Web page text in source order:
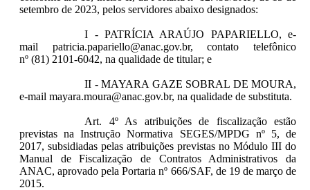
setembro de 2023, pelos servidores abaixo designados:
I - PATRÍCIA ARAÚJO PAPARIELLO, e-
mail patricia.papariello@anac.gov.br, contato telefônico
nº (81) 2101-6042, na qualidade de titular; e
II - MAYARA GAZE SOBRAL DE MOURA,
e-mail mayara.moura@anac.gov.br, na qualidade de substituta.
Art. 4º As atribuições de fiscalização estão
previstas na Instrução Normativa SEGES/MPDG nº 5, de
2017, subsidiadas pelas atribuições previstas no Módulo III do
Manual de Fiscalização de Contratos Administrativos da
ANAC, aprovado pela Portaria nº 666/SAF, de 19 de março de
2015.